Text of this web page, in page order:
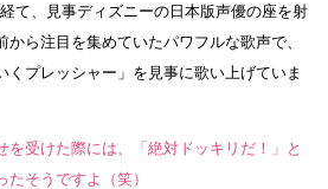
て、見事ディズニーの日本版声優の座を射
から注目を集めていたパワフルな歌声で、
くプレッシャー」を見事に歌い上げていま
を受けた際には、「絶対ドッキリだ！」と
そうですよ（笑）